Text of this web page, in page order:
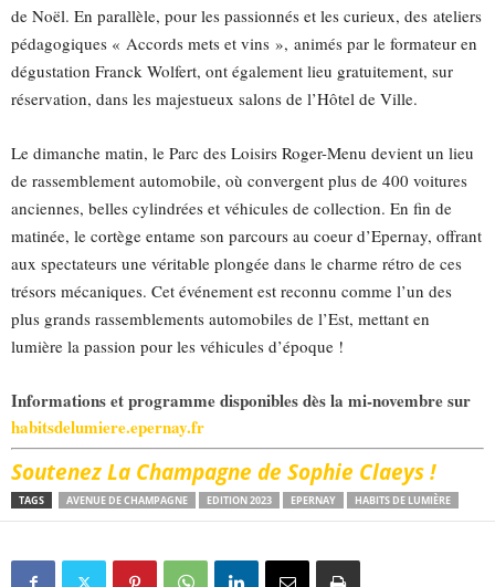
de Noël. En parallèle, pour les passionnés et les curieux, des ateliers
pédagogiques « Accords mets et vins », animés par le formateur en
dégustation Franck Wolfert, ont également lieu gratuitement, sur
réservation, dans les majestueux salons de l’Hôtel de Ville.
Le dimanche matin, le Parc des Loisirs Roger-Menu devient un lieu
de rassemblement automobile, où convergent plus de 400 voitures
anciennes, belles cylindrées et véhicules de collection. En fin de
matinée, le cortège entame son parcours au coeur d’Epernay, offrant
aux spectateurs une véritable plongée dans le charme rétro de ces
trésors mécaniques. Cet événement est reconnu comme l’un des
plus grands rassemblements automobiles de l’Est, mettant en
lumière la passion pour les véhicules d’époque !
Informations et programme disponibles dès la mi-novembre sur
habitsdelumiere.epernay.fr
Soutenez La Champagne de Sophie Claeys !
TAGS AVENUE DE CHAMPAGNE EDITION 2023 EPERNAY HABITS DE LUMIÈRE